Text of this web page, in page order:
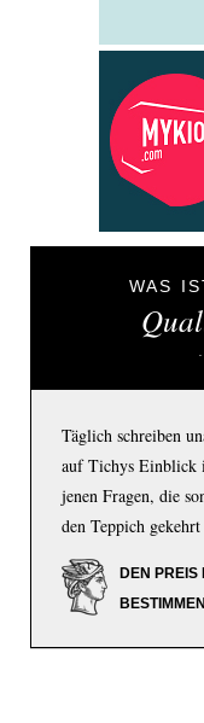
WAS
Täglich schreiben
auf Tichys Einblick
jenen Fragen, die
den Teppich
DEN